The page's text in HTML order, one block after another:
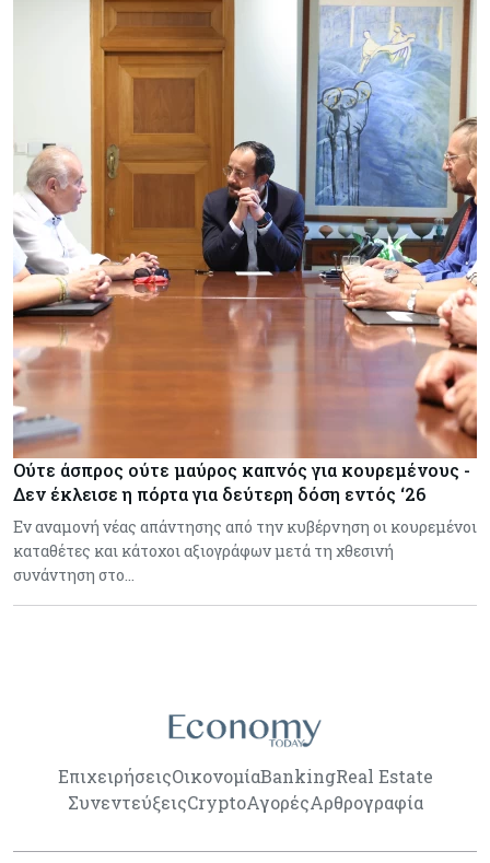
Ούτε άσπρος ούτε μαύρος καπνός για κουρεμένους -
Δεν έκλεισε η πόρτα για δεύτερη δόση εντός ‘26
Εν αναμονή νέας απάντησης από την κυβέρνηση οι κουρεμένοι
καταθέτες και κάτοχοι αξιογράφων μετά τη χθεσινή
συνάντηση στο…
ΕπιχειρήσειςΟικονομίαBankingReal Estate
ΣυνεντεύξειςCryptoΑγορέςΑρθρογραφία